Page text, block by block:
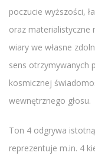
poczucie wyższości,
oraz materialistyczne
wiary we własne
sens otrzymywanych
kosmicznej
wewnętrznego głosu.
Ton 4 odgrywa
reprezentuje m.in. 4